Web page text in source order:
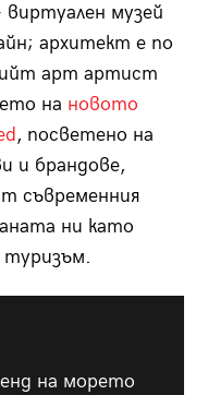
виртуален музей
архитект е по
арт артист
на новото
, посветено на
и брандове,
съвременния
ни като
туризъм.
на морето